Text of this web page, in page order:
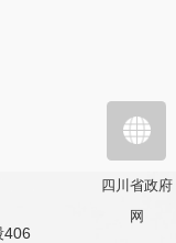
406
四川省政府
网